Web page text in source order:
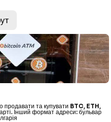
продавати та купувати BTC, ETH,
Інший формат адреси: бульвар